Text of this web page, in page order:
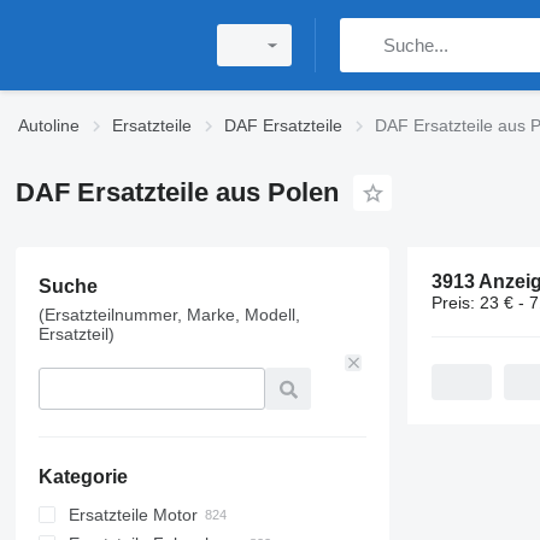
Autoline Ersatzteile DAF Ersatzteile DAF Ersatzteile aus
DAF Ersatzteile aus Polen
Suche
(Ersatzteilnummer, Marke, Modell,
Ersatzteil)
Kategorie
Ersatzteile Motor
3913
Preis: 23 € -